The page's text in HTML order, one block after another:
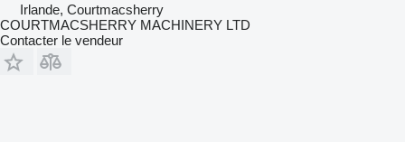
Irlande, Courtmacsherry
COURTMACSHERRY MACHINERY LTD
Contacter le vendeur